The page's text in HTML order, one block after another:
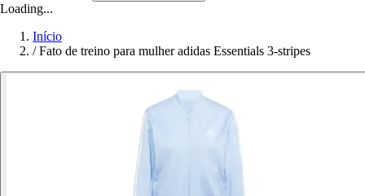
Loading...
Início
/ Fato de treino para mulher adidas Essentials 3-stripes